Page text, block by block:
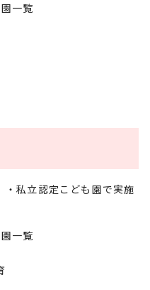
一覧
私立認定こども園で実施
一覧